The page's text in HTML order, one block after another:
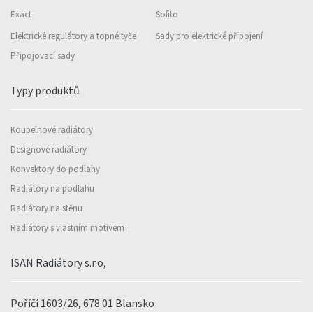
Exact
Sofito
Elektrické regulátory a topné tyče
Sady pro elektrické připojení
Připojovací sady
Typy produktů
Koupelnové radiátory
Designové radiátory
Konvektory do podlahy
Radiátory na podlahu
Radiátory na stěnu
Radiátory s vlastním motivem
ISAN Radiátory s.r.o,
Poříčí 1603/26, 678 01 Blansko